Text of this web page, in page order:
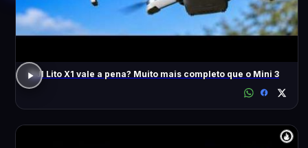
DJI Lito X1 vale a pena? Muito mais completo que o Mini 3